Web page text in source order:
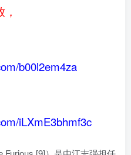
b00l2em4za
iLXmE3bhmf3c